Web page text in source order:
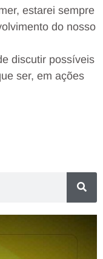
estarei sempre
do nosso
discutir possíveis
ser, em ações